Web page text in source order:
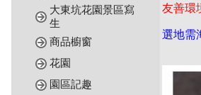
大東坑花園景區寫
生
商品櫥窗
花園
園區記趣
友善環
選地需